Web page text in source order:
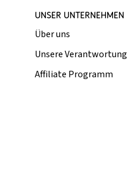
UNSER UNTERNEHMEN
Über uns
Unsere Verantwortung
Affiliate Programm